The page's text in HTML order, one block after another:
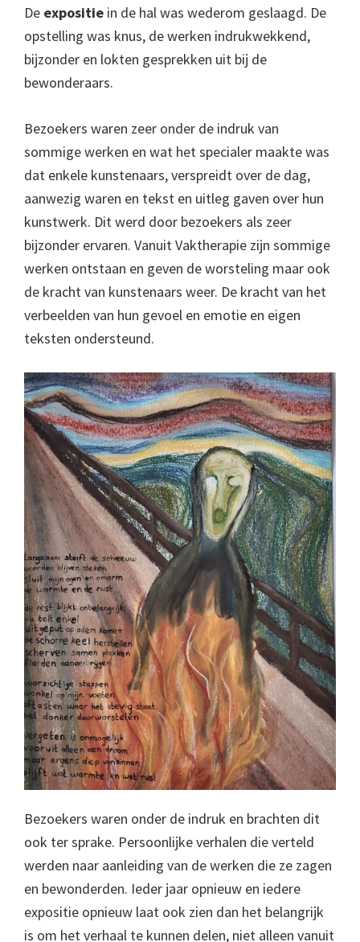
De expositie in de hal was wederom geslaagd. De
opstelling was knus, de werken indrukwekkend,
bijzonder en lokten gesprekken uit bij de
bewonderaars.
Bezoekers waren zeer onder de indruk van
sommige werken en wat het specialer maakte was
dat enkele kunstenaars, verspreidt over de dag,
aanwezig waren en tekst en uitleg gaven over hun
kunstwerk. Dit werd door bezoekers als zeer
bijzonder ervaren. Vanuit Vaktherapie zijn sommige
werken ontstaan en geven de worsteling maar ook
de kracht van kunstenaars weer. De kracht van het
verbeelden van hun gevoel en emotie en eigen
teksten ondersteund.
Bezoekers waren onder de indruk en brachten dit
ook ter sprake. Persoonlijke verhalen die verteld
werden naar aanleiding van de werken die ze zagen
en bewonderden. Ieder jaar opnieuw en iedere
expositie opnieuw laat ook zien dan het belangrijk
is om het verhaal te kunnen delen, niet alleen vanuit